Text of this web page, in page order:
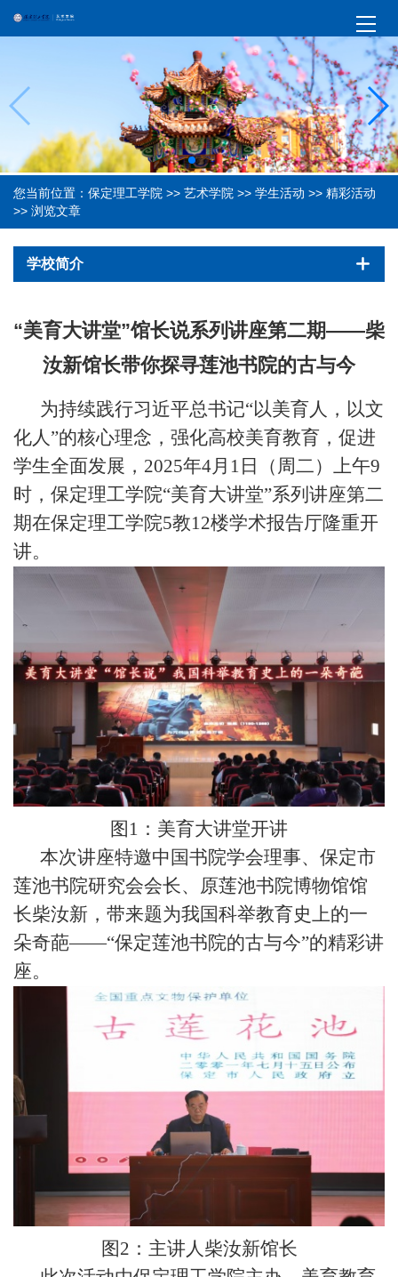
您当前位置： 保定理工学院 >> 艺术学院 >> 学生活动 >> 精彩活动
>> 浏览文章
学校简介
“美育大讲堂”馆长说系列讲座第二期——柴
汝新馆长带你探寻莲池书院的古与今
为持续践行习近平总书记“以美育人，以文
化人”的核心理念，强化高校美育教育，促进
学生全面发展，2025年4月 1 日（周二） 上午9
时，保定理工学院“美育大讲堂”系列讲座第二
期在保定理工学院5教12楼学术报告厅隆重开
讲。
图 1：美育大讲堂开讲
本次讲座特邀中国书院学会理事、保定市
莲池书院研究会会长、原莲池书院博物馆馆
长柴汝新，带来题为我国科举教育史上的一
朵奇葩——“保定莲池书院的古与今”的精彩讲
座。
图 2：主讲人柴汝新馆长